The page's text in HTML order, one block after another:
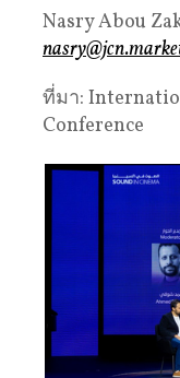
Nasry Abou
ที่มา:
Conference